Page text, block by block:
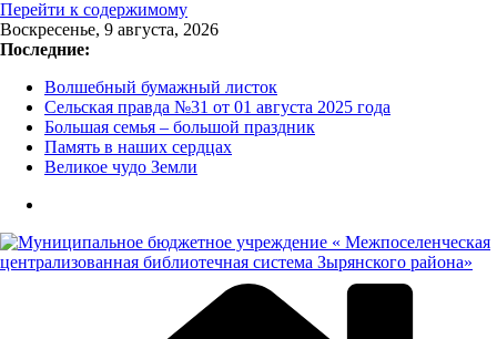
Перейти к содержимому
Воскресенье, 9 августа, 2026
Последние:
Волшебный бумажный листок
Сельская правда №31 от 01 августа 2025 года
Большая семья – большой праздник
Память в наших сердцах
Великое чудо Земли